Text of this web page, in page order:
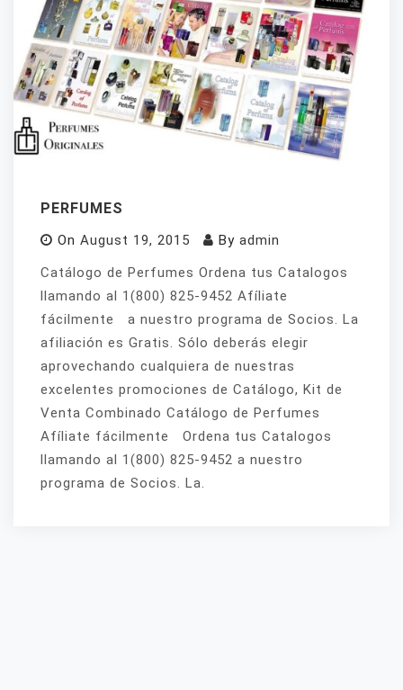
PERFUMES
On August 19, 2015 By admin
Catálogo de Perfumes Ordena tus Catalogos
llamando al 1(800) 825-9452 Afíliate
fácilmente a nuestro programa de Socios. La
afiliación es Gratis. Sólo deberás elegir
aprovechando cualquiera de nuestras
excelentes promociones de Catálogo, Kit de
Venta Combinado Catálogo de Perfumes
Afíliate fácilmente Ordena tus Catalogos
llamando al 1(800) 825-9452 a nuestro
programa de Socios. La.